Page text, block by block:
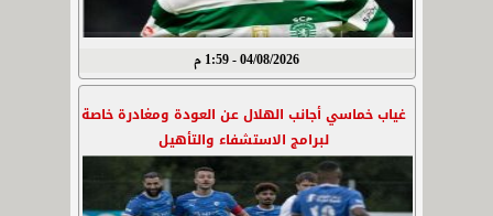
04/08/2026 - 1:59 م
غياب خماسي أجانب الهلال عن العودة ومغادرة خاصة
لبرامج الاستشفاء والتأهيل